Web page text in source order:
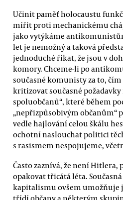
Učinit paměť holocaustu
mířit proti mechanickému
jako vytýkáme
let je nemožný a taková
jednoduché říkat, že jsou v
komory. Chceme-li po
současné komunisty za to,
kritizovat současné
spoluobčanů“, které během
„nepřizpůsobivým občanům“
vedle hajlování celou škálu
ochotní naslouchat politici
s rasismem nespojujeme,
Často zaznívá, že není Hitlera,
opakovat třicátá léta.
kapitalismu ovšem umožňuje
třídí občany a některým